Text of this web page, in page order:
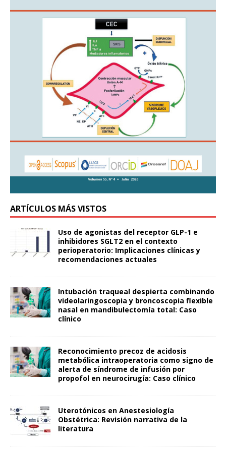
ARTÍCULOS MÁS VISTOS
Uso de agonistas del receptor GLP-1 e
inhibidores SGLT2 en el contexto
perioperatorio: Implicaciones clínicas y
recomendaciones actuales
Intubación traqueal despierta combinando
videolaringoscopia y broncoscopia flexible
nasal en mandibulectomía total: Caso
clínico
Reconocimiento precoz de acidosis
metabólica intraoperatoria como signo de
alerta de síndrome de infusión por
propofol en neurocirugía: Caso clínico
Uterotónicos en Anestesiología
Obstétrica: Revisión narrativa de la
literatura